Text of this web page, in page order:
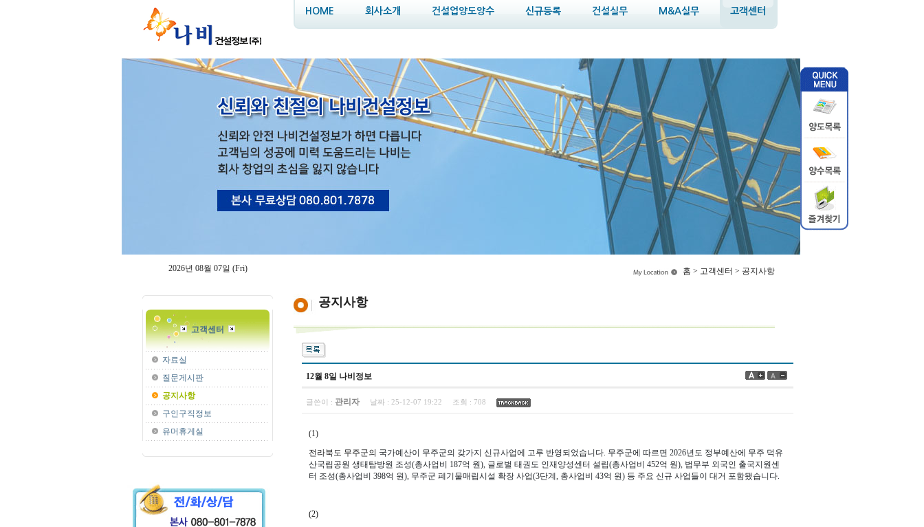
HOME 회사소개 건설업양도양수 신규등록 건설실무 M&A실무 고객센터
2026년 08월 07일 (Fri)
고객센터
자료실
질문게시판
공지사항
구인구직정보
유머휴게실
홈 > 고객센터 > 공지사항
공지사항
12월 8일 나비정보
글쓴이 : 관리자 날짜 : 25-12-07 19:22 조회 : 708
(1)
전라북도 무주군의 국가예산이 무주군의 갖가지 신규사업에 고루 반영되었습니다. 무주군에 따르면 2026년도 정부예산에 무주 덕유
산국립공원 생태탐방원 조성(총사업비 187억 원), 글로벌 태권도 인재양성센터 설립(총사업비 452억 원), 법무부 외국인 출국지원센
터 조성(총사업비 398억 원), 무주군 폐기물매립시설 확장 사업(3단계, 총사업비 43억 원) 등 주요 신규 사업들이 대거 포함됐습니다.
(2)